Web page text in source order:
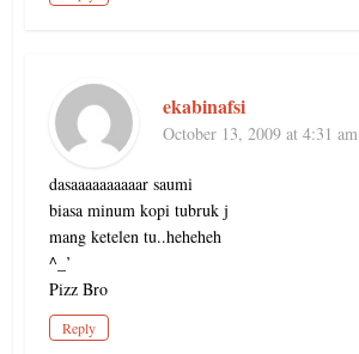
ekabinafsi
October 13, 2009 at 4:31 am
dasaaaaaaaaaar saumi
biasa minum kopi tubruk j
mang ketelen tu..heheheh
^_’
Pizz Bro
Reply